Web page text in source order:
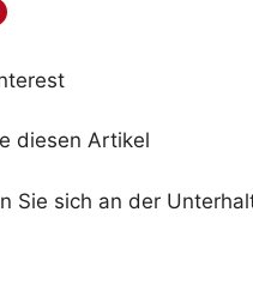
diesen Artikel
Sie sich an der